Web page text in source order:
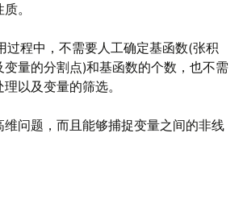
。
过程中，不需要人工确定基函数(张积
变量的分割点)和基函数的个数，也不需
以及变量的筛选。
问题，而且能够捕捉变量之间的非线